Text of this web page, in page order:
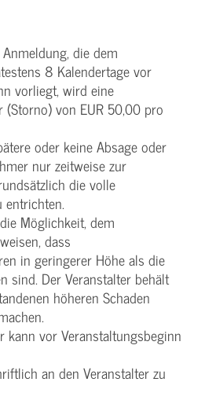
die dem
8 Kalendertage vor
vorliegt, wird eine
(Storno) von EUR 50,00 pro
oder keine Absage oder
nur zeitweise zur
die volle
entrichten.
Möglichkeit, dem
dass
in geringerer Höhe als die
sind. Der Veranstalter behält
höheren Schaden
kann vor Veranstaltungsbeginn
an den Veranstalter zu